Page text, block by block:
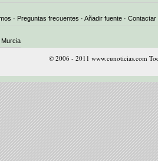
· Preguntas frecuentes · Añadir fuente · Contactar
Murcia
© 2006 - 2011 www.cunoticias.com